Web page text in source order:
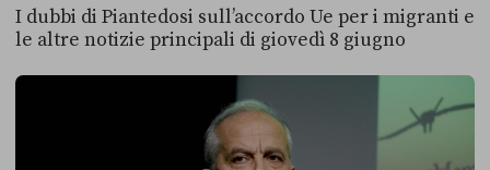
I dubbi di Piantedosi sull’accordo Ue per i migranti e
le altre notizie principali di giovedì 8 giugno